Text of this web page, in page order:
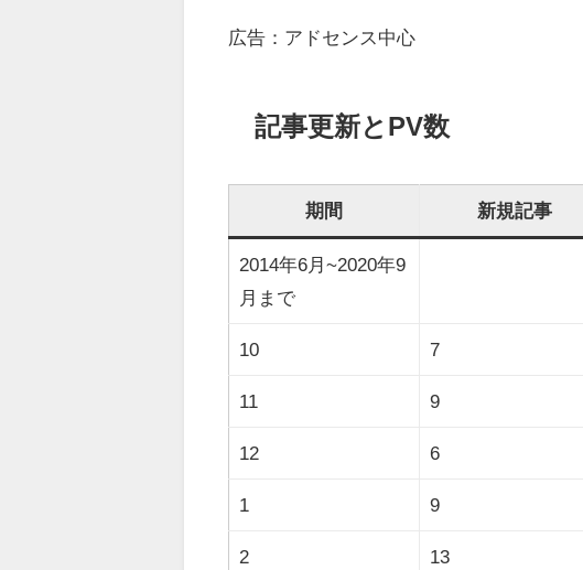
広告：アドセンス中心
記事更新とPV数
期間 新規記事
2014年6月~2020年9
月まで
10 7
11 9
12 6
1 9
2 13